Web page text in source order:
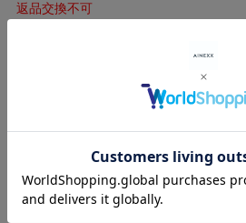
返品交換不可
サイズガイド
ショッピングガイド